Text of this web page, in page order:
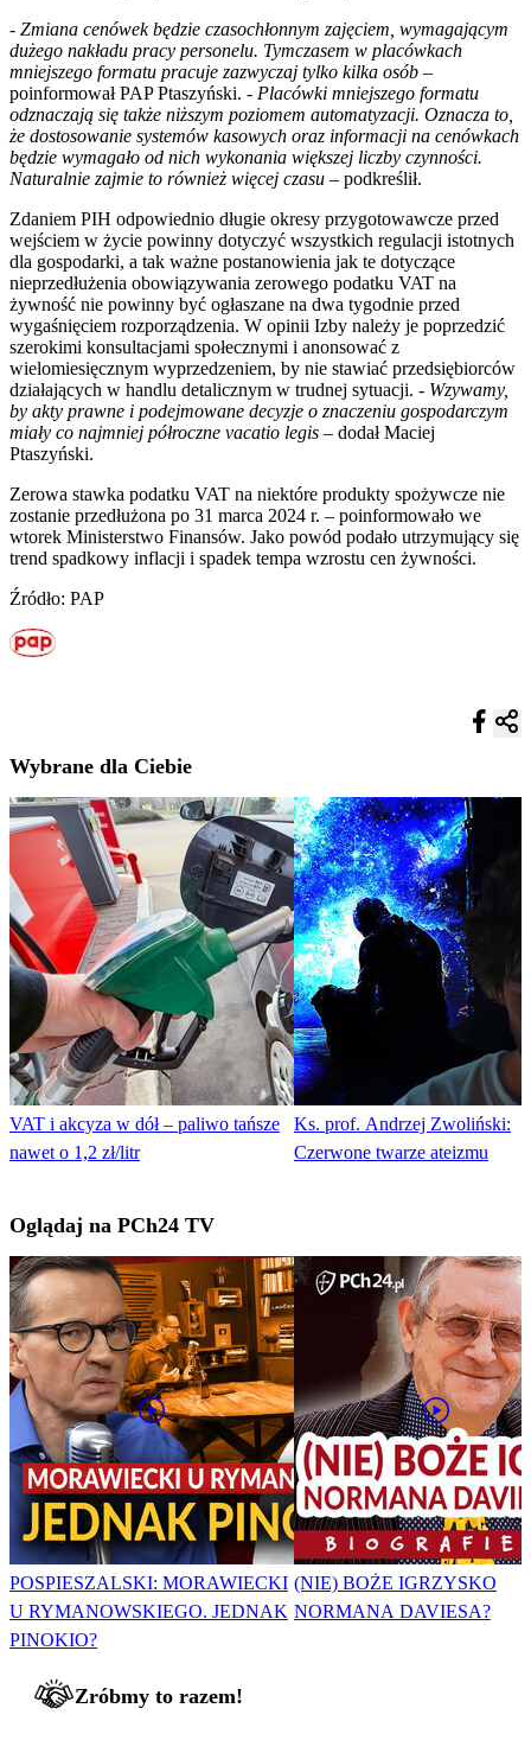
- Zmiana cenówek będzie czasochłonnym zajęciem, wymagającym
dużego nakładu pracy personelu. Tymczasem w placówkach
mniejszego formatu pracuje zazwyczaj tylko kilka osób –
poinformował PAP Ptaszyński. - Placówki mniejszego formatu
odznaczają się także niższym poziomem automatyzacji. Oznacza to,
że dostosowanie systemów kasowych oraz informacji na cenówkach
będzie wymagało od nich wykonania większej liczby czynności.
Naturalnie zajmie to również więcej czasu – podkreślił.
Zdaniem PIH odpowiednio długie okresy przygotowawcze przed
wejściem w życie powinny dotyczyć wszystkich regulacji istotnych
dla gospodarki, a tak ważne postanowienia jak te dotyczące
nieprzedłużenia obowiązywania zerowego podatku VAT na
żywność nie powinny być ogłaszane na dwa tygodnie przed
wygaśnięciem rozporządzenia. W opinii Izby należy je poprzedzić
szerokimi konsultacjami społecznymi i anonsować z
wielomiesięcznym wyprzedzeniem, by nie stawiać przedsiębiorców
działających w handlu detalicznym w trudnej sytuacji. - Wzywamy,
by akty prawne i podejmowane decyzje o znaczeniu gospodarczym
miały co najmniej półroczne vacatio legis – dodał Maciej
Ptaszyński.
Zerowa stawka podatku VAT na niektóre produkty spożywcze nie
zostanie przedłużona po 31 marca 2024 r. – poinformowało we
wtorek Ministerstwo Finansów. Jako powód podało utrzymujący się
trend spadkowy inflacji i spadek tempa wzrostu cen żywności.
Źródło: PAP
Wybrane dla Ciebie
VAT i akcyza w dół – paliwo tańsze
nawet o 1,2 zł/litr
Ks. prof. Andrzej Zwoliński:
Czerwone twarze ateizmu
Oglądaj na PCh24 TV
POSPIESZALSKI: MORAWIECKI
U RYMANOWSKIEGO. JEDNAK
PINOKIO?
(NIE) BOŻE IGRZYSKO
NORMANA DAVIESA?
Zróbmy to razem!